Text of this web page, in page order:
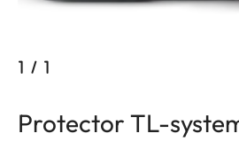
1 / 1
Protector TL-